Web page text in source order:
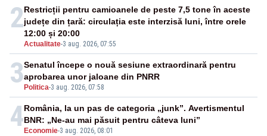
2
Actualitate-3 aug. 2026, 07:55
Restricții pentru camioanele de peste 7,5 tone în aceste
județe din țară: circulația este interzisă luni, între orele
12:00 și 20:00
3 Politica-3 aug. 2026, 07:58
Senatul începe o nouă sesiune extraordinară pentru
aprobarea unor jaloane din PNRR
4 Economie-3 aug. 2026, 08:01
România, la un pas de categoria „junk”. Avertismentul
BNR: „Ne-au mai păsuit pentru câteva luni”